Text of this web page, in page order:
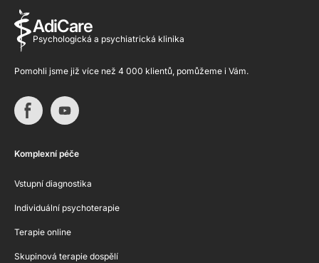
AdiCare
Psychologická a psychiatrická klinika
Pomohli jsme již více než 4 000 klientů, pomůžeme i Vám.
Komplexní péče
Vstupní diagnostika
Individuální psychoterapie
Terapie online
Skupinová terapie dospělí